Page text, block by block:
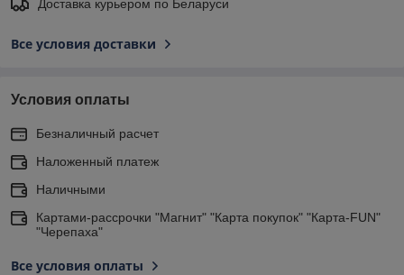
Доставка курьером по Беларуси
Все условия доставки
Условия оплаты
Безналичный расчет
Наложенный платеж
Наличными
Картами-рассрочки "Магнит" "Карта покупок" "Карта-FUN"
"Черепаха"
Все условия оплаты